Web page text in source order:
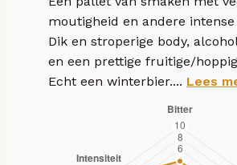
moutigheid en andere intense
Dik en stroperige body,
en een prettige fruitige/
Echt een winterbier.... Lees